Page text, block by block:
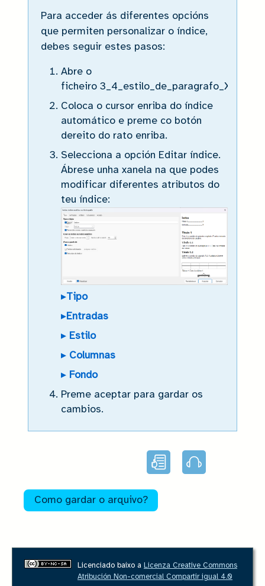
Lectura
facilitada
Audio
Como editar o estilo do índice?
Para acceder ás diferentes opcións
que permiten personalizar o índice,
debes seguir estes pasos:
Abre o
ficheiro
Coloca o cursor enriba do índice
automático e preme co botón
dereito do rato enriba.
Selecciona a opción Editar índice.
Ábrese unha xanela na que podes
modificar diferentes atributos do
teu índice:
▸Tipo
▸Entradas
▸ Estilo
▸ Columnas
▸ Fondo
Preme aceptar para gardar os
cambios.
Como gardar o arquivo?
Licenciado baixo a Licenza Creative Commons
Atribución Non-comercial Compartir igual 4.0